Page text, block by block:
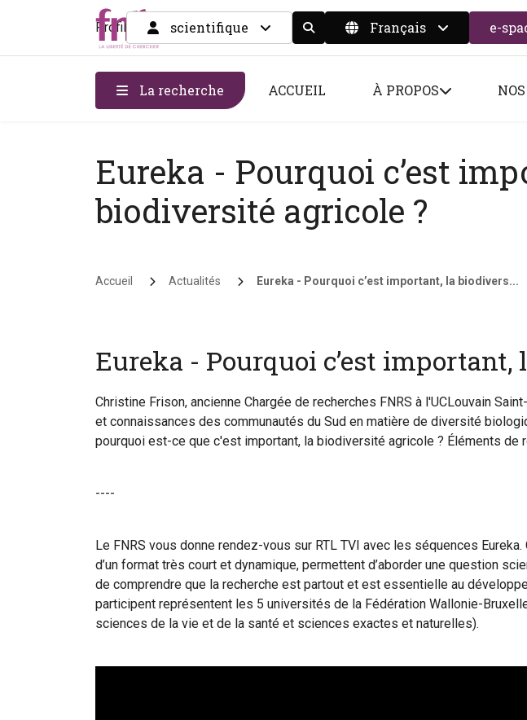
Profil scientifique Display the search form
Français e-
La recherche ACCUEIL À PROPOS
Eureka - Pourquoi c’est
biodiversité agricole ?
Fil d'Ariane
Accueil Actualités Eureka - Pourquoi c’est important, la biodivers...
Eureka - Pourquoi c’est
Christine Frison, ancienne Chargée de recherches FNRS à l'UCLouvain
et connaissances des communautés du Sud en matière de diversité
pourquoi est-ce que c'est important, la biodiversité agricole ? Éléments
----
Le FNRS vous donne rendez-vous sur RTL TVI avec les séquences
d’un format très court et dynamique, permettent d’aborder une question
de comprendre que la recherche est partout et est essentielle au
participent représentent les 5 universités de la Fédération Wallonie-
sciences de la vie et de la santé et sciences exactes et naturelles).